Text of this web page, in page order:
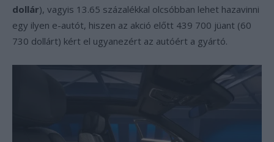
dollár), vagyis 13.65 százalékkal olcsóbban lehet hazavinni
egy ilyen e-autót, hiszen az akció előtt 439 700 jüant (60
730 dollárt) kért el ugyanezért az autóért a gyártó.